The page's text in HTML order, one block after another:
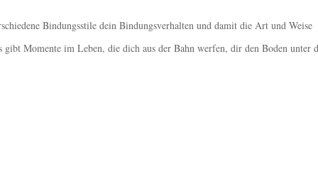
Bindungsstile dein Bindungsverhalten und damit die Art und Weise
Momente im Leben, die dich aus der Bahn werfen, dir den Boden unter